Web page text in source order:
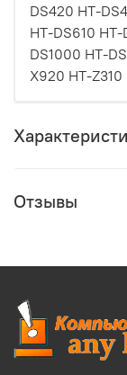
DS420 HT-
HT-DS610
DS1000 HT-
X920 HT-
Отзывы